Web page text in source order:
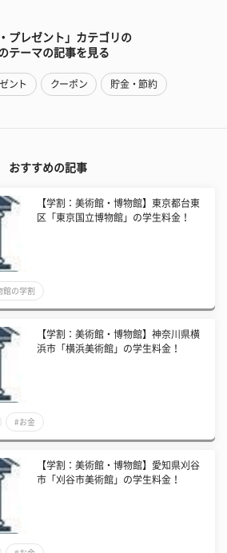
プレゼント」カテゴリの
テーマの記事を見る
ント クーポン 貯金・節約
おすすめの記事
【学割：美術館・博物館】東京都台東
区「東京国立博物館」の学生料金！
館の学割
【学割：美術館・博物館】神奈川県横
浜市「横浜美術館」の学生料金！
#お金
【学割：美術館・博物館】愛知県刈谷
市「刈谷市美術館」の学生料金！